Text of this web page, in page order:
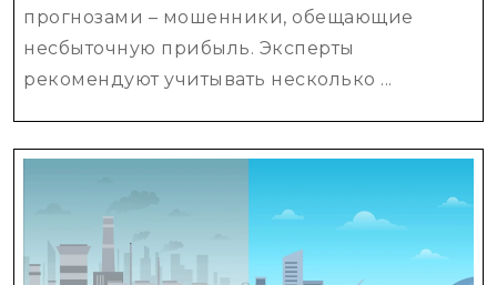
прогнозами – мошенники, обещающие
несбыточную прибыль. Эксперты
рекомендуют учитывать несколько ...